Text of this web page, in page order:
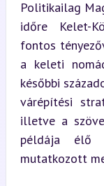
Politikailag
időre Kelet-
fontos
a keleti
későbbi
várépítési
illetve a
példája élő
mutatkozott